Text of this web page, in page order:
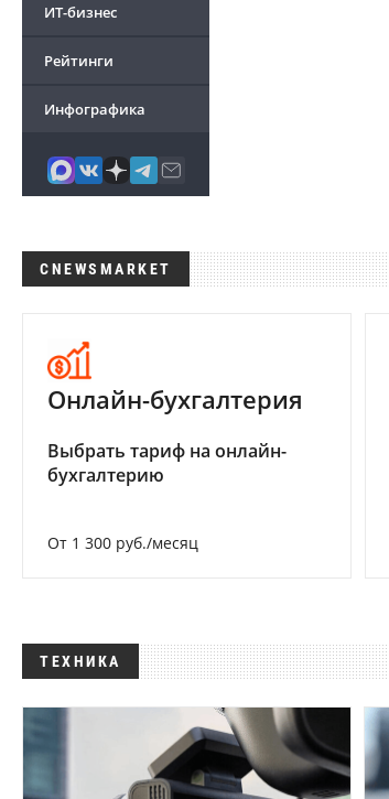
ИТ-бизнес
Рейтинги
Инфографика
CNEWSMARKET
Онлайн-бухгалтерия
Выбрать тариф на онлайн-
бухгалтерию
От 1 300 руб./месяц
ТЕХНИКА